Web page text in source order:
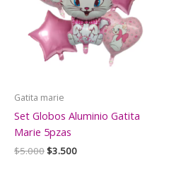
Gatita marie
Set Globos Aluminio Gatita
Marie 5pzas
$5.000El
$3.500El